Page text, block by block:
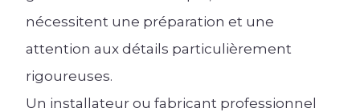
nécessitent une préparation et une
attention aux détails particulièrement
rigoureuses.
Un installateur ou fabricant professionnel